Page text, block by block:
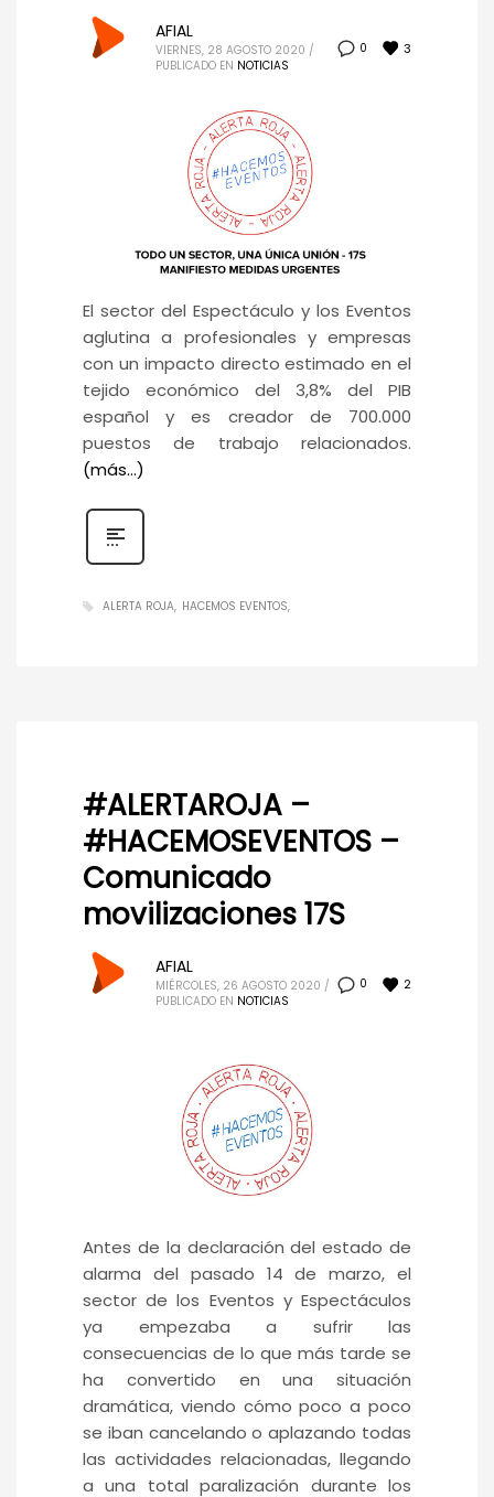
0 3
AFIAL
VIERNES, 28 AGOSTO 2020 /
PUBLICADO EN NOTICIAS
El sector del Espectáculo y los Eventos
aglutina a profesionales y empresas
con un impacto directo estimado en el
tejido económico del 3,8% del PIB
español y es creador de 700.000
puestos de trabajo relacionados.
(más…)
ALERTA ROJA HACEMOS EVENTOS
#ALERTAROJA –
#HACEMOSEVENTOS –
Comunicado
movilizaciones 17S
0 2
AFIAL
MIÉRCOLES, 26 AGOSTO 2020 /
PUBLICADO EN NOTICIAS
Antes de la declaración del estado de
alarma del pasado 14 de marzo, el
sector de los Eventos y Espectáculos
ya empezaba a sufrir las
consecuencias de lo que más tarde se
ha convertido en una situación
dramática, viendo cómo poco a poco
se iban cancelando o aplazando todas
las actividades relacionadas, llegando
a una total paralización durante los